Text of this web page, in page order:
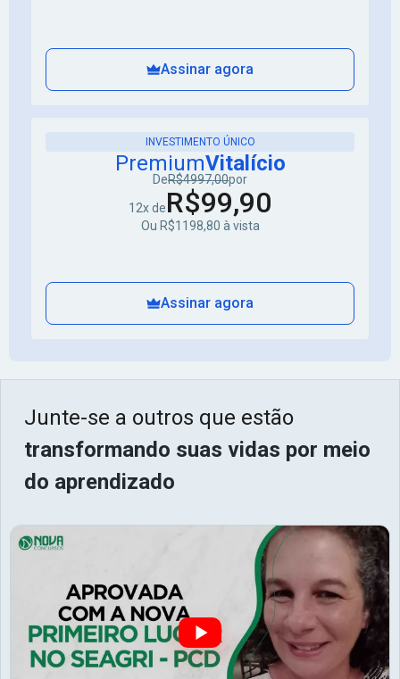
Assinar agora
INVESTIMENTO ÚNICO
PremiumVitalício
DeR$4997,00por
12x deR$99,90
Ou R$1198,80 à vista
Assinar agora
Junte-se a outros que estão
transformando suas vidas por meio
do aprendizado